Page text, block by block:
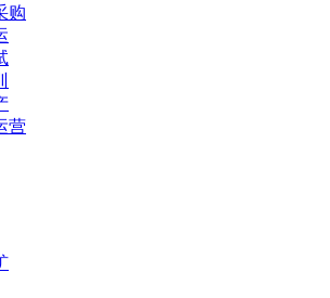
购
营